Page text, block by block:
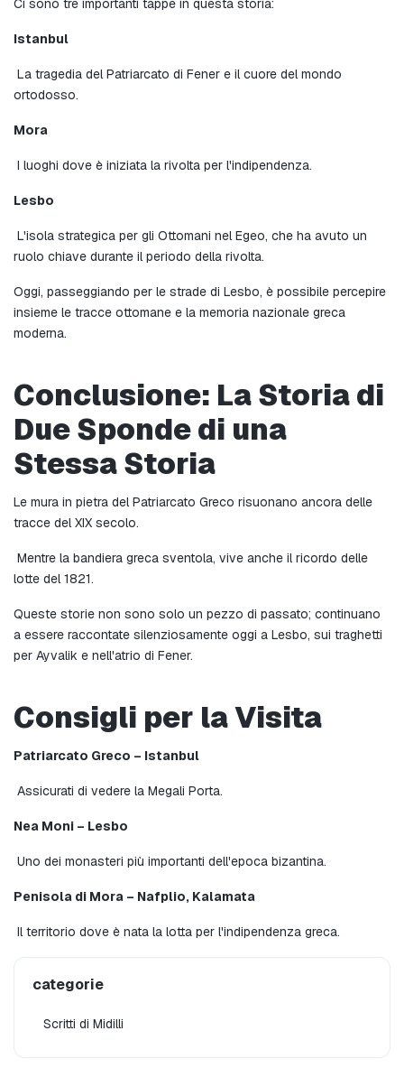
Ci sono tre importanti tappe in questa storia:
Istanbul
ortodosso.
Mora
I luoghi dove è iniziata la rivolta per l'indipendenza.
Lesbo
ruolo chiave durante il periodo della rivolta.
Oggi, passeggiando per le strade di Lesbo, è possibile percepire
insieme le tracce ottomane e la memoria nazionale greca
moderna.
Conclusione: La Storia di
Due Sponde di una
Stessa Storia
Le mura in pietra del Patriarcato Greco risuonano ancora delle
tracce del XIX secolo.
lotte del 1821.
Queste storie non sono solo un pezzo di passato; continuano
a essere raccontate silenziosamente oggi a Lesbo, sui traghetti
per Ayvalik e nell'atrio di Fener.
Consigli per la Visita
Patriarcato Greco – Istanbul
Assicurati di vedere la Megali Porta.
Nea Moni – Lesbo
Uno dei monasteri più importanti dell'epoca bizantina.
Penisola di Mora – Nafplio, Kalamata
Il territorio dove è nata la lotta per l'indipendenza greca.
categorie
Scritti di Midilli